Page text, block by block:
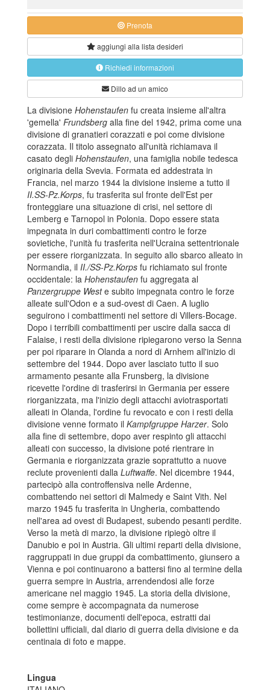
Prenota
aggiungi alla lista desideri
Richiedi informazioni
Dillo ad un amico
La divisione Hohenstaufen fu creata insieme all'altra
'gemella' Frundsberg alla fine del 1942, prima come una
divisione di granatieri corazzati e poi come divisione
corazzata. Il titolo assegnato all'unità richiamava il
casato degli Hohenstaufen, una famiglia nobile tedesca
originaria della Svevia. Formata ed addestrata in
Francia, nel marzo 1944 la divisione insieme a tutto il
II.SS-Pz.Korps, fu trasferita sul fronte dell'Est per
fronteggiare una situazione di crisi, nel settore di
Lemberg e Tarnopol in Polonia. Dopo essere stata
impegnata in duri combattimenti contro le forze
sovietiche, l'unità fu trasferita nell'Ucraina settentrionale
per essere riorganizzata. In seguito allo sbarco alleato in
Normandia, il II./SS-Pz.Korps fu richiamato sul fronte
occidentale: la Hohenstaufen fu aggregata al
Panzergruppe Weste subito impegnata contro le forze
alleate sull'Odon e a sud-ovest di Caen. A luglio
seguirono i combattimenti nel settore di Villers-Bocage.
Dopo i terribili combattimenti per uscire dalla sacca di
Falaise, i resti della divisione ripiegarono verso la Senna
per poi riparare in Olanda a nord di Arnhem all'inizio di
settembre del 1944. Dopo aver lasciato tutto il suo
armamento pesante alla Frunsberg, la divisione
ricevette l'ordine di trasferirsi in Germania per essere
riorganizzata, ma l'inizio degli attacchi aviotrasportati
alleati in Olanda, l'ordine fu revocato e con i resti della
divisione venne formato il Kampfgruppe Harzer. Solo
alla fine di settembre, dopo aver respinto gli attacchi
alleati con successo, la divisione poté rientrare in
Germania e riorganizzata grazie soprattutto a nuove
reclute provenienti dalla Luftwaffe. Nel dicembre 1944,
partecipò alla controffensiva nelle Ardenne,
combattendo nei settori di Malmedy e Saint Vith. Nel
marzo 1945 fu trasferita in Ungheria, combattendo
nell'area ad ovest di Budapest, subendo pesanti perdite.
Verso la metà di marzo, la divisione ripiegò oltre il
Danubio e poi in Austria. Gli ultimi reparti della divisione,
raggruppati in due gruppi da combattimento, giunsero a
Vienna e poi continuarono a battersi fino al termine della
guerra sempre in Austria, arrendendosi alle forze
americane nel maggio 1945. La storia della divisione,
come sempre è accompagnata da numerose
testimonianze, documenti dell'epoca, estratti dai
bollettini ufficiali, dal diario di guerra della divisione e da
centinaia di foto e mappe.
Lingua